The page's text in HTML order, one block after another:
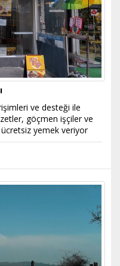
ve desteği ile
göçmen işçiler ve
ücretsiz yemek veriyor